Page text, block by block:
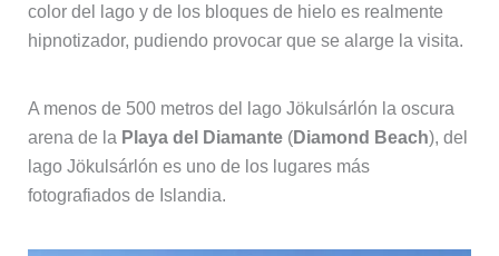
color del lago y de los bloques de hielo es realmente
hipnotizador, pudiendo provocar que se alarge la visita.
A menos de 500 metros del lago Jökulsárlón la oscura
arena de la Playa del Diamante(Diamond Beach), del
lago Jökulsárlón es uno de los lugares más
fotografiados de Islandia.